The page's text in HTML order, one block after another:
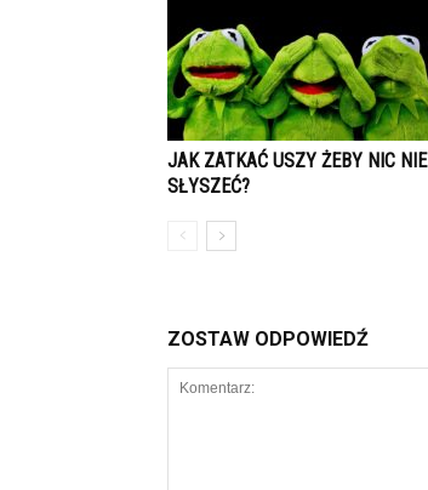
JAK ZATKAĆ USZY ŻEBY NIC NIE
SŁYSZEĆ?
ZOSTAW ODPOWIEDŹ